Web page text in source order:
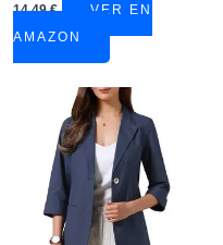
14,49€
VER EN
AMAZON